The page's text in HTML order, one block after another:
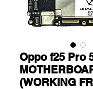
Oppo f25 Pro
(WORKING